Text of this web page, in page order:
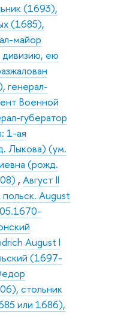
(1693),
(1685),
майор
ею
генерал-
Военной
губератор
1-ая
Лыкова) (ум.
(рожд.
, Август II
August
August I
(1697-
стольник
или 1686),